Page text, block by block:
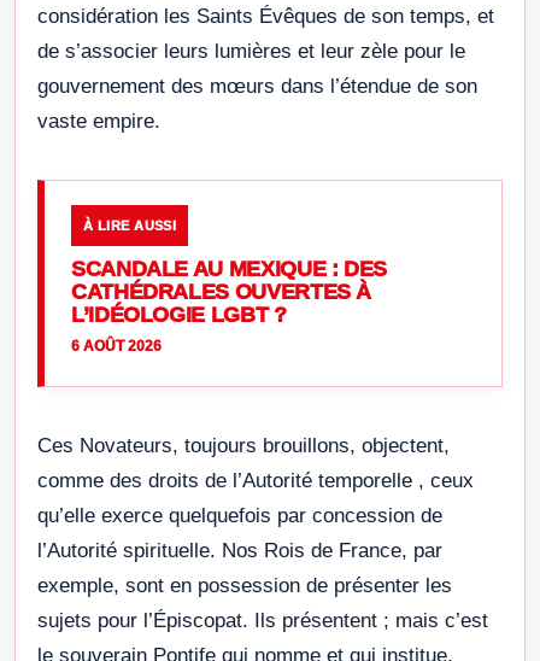
considération les Saints Évêques de son temps, et
de s’associer leurs lumières et leur zèle pour le
gouvernement des mœurs dans l’étendue de son
vaste empire.
À LIRE AUSSI
SCANDALE AU MEXIQUE : DES
CATHÉDRALES OUVERTES À
L’IDÉOLOGIE LGBT ?
6 AOÛT 2026
Ces Novateurs, toujours brouillons, objectent,
comme des droits de l’Autorité temporelle , ceux
qu’elle exerce quelquefois par concession de
l’Autorité spirituelle. Nos Rois de France, par
exemple, sont en possession de présenter les
sujets pour l’Épiscopat. Ils présentent ; mais c’est
le souverain Pontife qui nomme et qui institue.